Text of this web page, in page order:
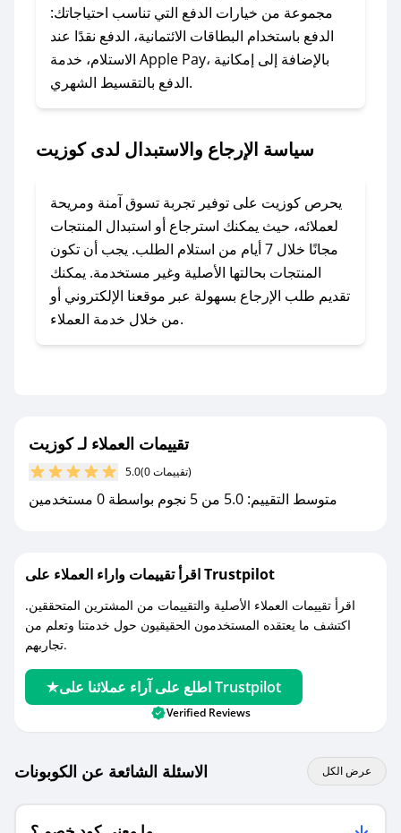
وسنقوم بحل المشكلة في أسرع وقت ممكن.
### ماذا أفعل إذا لم أجد كود خصم لمتجري
المفضل؟
في حال عدم توفر كوبونات لمتجرك المفضل، يمكنك
أسرع وقت ممكن.
### كيف تحصل على كوبونات خصم حصرية من
كوزيت؟
للحصول على كوبونات وخصومات حصرية، قم بما
يلي:
- اضغط على أيقونة متابعة لمتجر كوزيت في تطبيق
صحصح.
مع صحصح، تسوق بذكاء ووفّر على كل مشترياتك مع
مجموعة من خيارات الدفع التي تناسب احتياجاتك:
الدفع باستخدام البطاقات الائتمانية، الدفع نقدًا عند
الاستلام، خدمة Apple Pay، بالإضافة إلى إمكانية
الدفع بالتقسيط الشهري.
سياسة الإرجاع والاستبدال لدى كوزيت
يحرص كوزيت على توفير تجربة تسوق آمنة ومريحة
لعملائه، حيث يمكنك استرجاع أو استبدال المنتجات
مجانًا خلال 7 أيام من استلام الطلب. يجب أن تكون
المنتجات بحالتها الأصلية وغير مستخدمة. يمكنك
تقديم طلب الإرجاع بسهولة عبر موقعنا الإلكتروني أو
من خلال خدمة العملاء.
تقييمات العملاء لـ كوزيت
5.0 (0 تقييمات)
متوسط التقييم: 5.0 من 5 نجوم بواسطة 0 مستخدمين
اقرأ تقييمات واراء العملاء على Trustpilot
اقرأ تقييمات العملاء الأصلية والتقييمات من المشترين المتحققين.
اكتشف ما يعتقده المستخدمون الحقيقيون حول خدمتنا وتعلم من
تجاربهم.
اطلع على آراء عملائنا على Trustpilot
Verified Reviews
الاسئلة الشائعة عن الكوبونات عرض الكل